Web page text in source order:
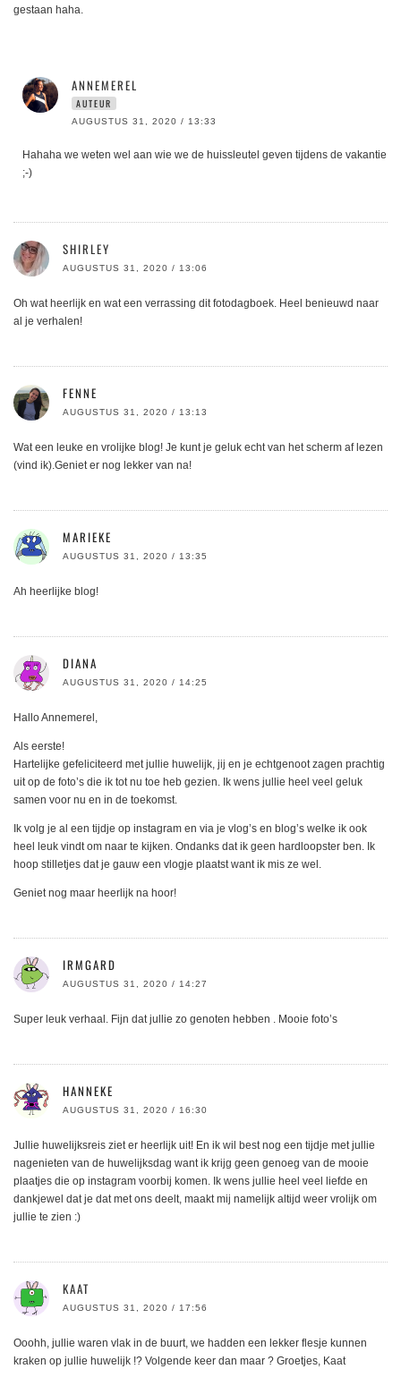
gestaan haha.
ANNEMEREL
AUTEUR
AUGUSTUS 31, 2020 / 13:33
Hahaha we weten wel aan wie we de huissleutel geven tijdens de vakantie
;-)
SHIRLEY
AUGUSTUS 31, 2020 / 13:06
Oh wat heerlijk en wat een verrassing dit fotodagboek. Heel benieuwd naar
al je verhalen!
FENNE
AUGUSTUS 31, 2020 / 13:13
Wat een leuke en vrolijke blog! Je kunt je geluk echt van het scherm af lezen
(vind ik).Geniet er nog lekker van na!
MARIEKE
AUGUSTUS 31, 2020 / 13:35
Ah heerlijke blog!
DIANA
AUGUSTUS 31, 2020 / 14:25
Hallo Annemerel,
Als eerste!
Hartelijke gefeliciteerd met jullie huwelijk, jij en je echtgenoot zagen prachtig
uit op de foto’s die ik tot nu toe heb gezien. Ik wens jullie heel veel geluk
samen voor nu en in de toekomst.
Ik volg je al een tijdje op instagram en via je vlog’s en blog’s welke ik ook
heel leuk vindt om naar te kijken. Ondanks dat ik geen hardloopster ben. Ik
hoop stilletjes dat je gauw een vlogje plaatst want ik mis ze wel.
Geniet nog maar heerlijk na hoor!
IRMGARD
AUGUSTUS 31, 2020 / 14:27
Super leuk verhaal. Fijn dat jullie zo genoten hebben . Mooie foto’s
HANNEKE
AUGUSTUS 31, 2020 / 16:30
Jullie huwelijksreis ziet er heerlijk uit! En ik wil best nog een tijdje met jullie
nagenieten van de huwelijksdag want ik krijg geen genoeg van de mooie
plaatjes die op instagram voorbij komen. Ik wens jullie heel veel liefde en
dankjewel dat je dat met ons deelt, maakt mij namelijk altijd weer vrolijk om
jullie te zien :)
KAAT
AUGUSTUS 31, 2020 / 17:56
Ooohh, jullie waren vlak in de buurt, we hadden een lekker flesje kunnen
kraken op jullie huwelijk !? Volgende keer dan maar ? Groetjes, Kaat